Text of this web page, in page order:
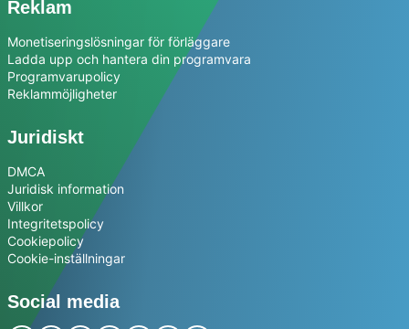
Reklam
Monetiseringslösningar för förläggare
Ladda upp och hantera din programvara
Programvarupolicy
Reklammöjligheter
Juridiskt
DMCA
Juridisk information
Villkor
Integritetspolicy
Cookiepolicy
Cookie-inställningar
Social media